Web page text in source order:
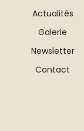
Actualités
Galerie
Newsletter
Contact